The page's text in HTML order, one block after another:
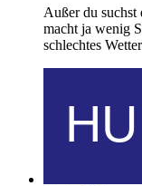
Außer du suchst
macht ja wenig
schlechtes